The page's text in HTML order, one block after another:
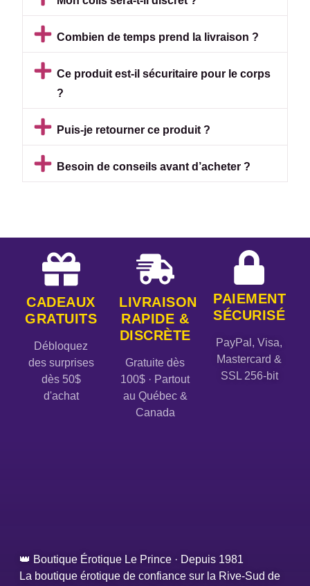
Combien de temps prend la livraison ?
Ce produit est-il sécuritaire pour le corps
?
Puis-je retourner ce produit ?
Besoin de conseils avant d’acheter ?
CADEAUX
GRATUITS
Débloquez
des surprises
dès 50$
d'achat
LIVRAISON
RAPIDE &
DISCRÈTE
Gratuite dès
100$ · Partout
au Québec &
Canada
PAIEMENT
SÉCURISÉ
PayPal, Visa,
Mastercard &
SSL 256-bit
👑 Boutique Érotique Le Prince · Depuis 1981
La boutique érotique de confiance sur la Rive-Sud de